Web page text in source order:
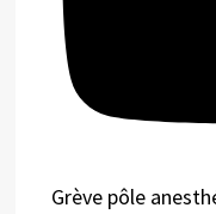
Grève pôle